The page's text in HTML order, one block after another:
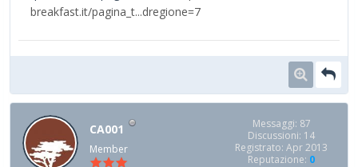
breakfast.it/pagina_t...dregione=7
CA001
Member
Messaggi: 87
Discussioni: 14
Registrato: Apr 2013
Reputazione: 0